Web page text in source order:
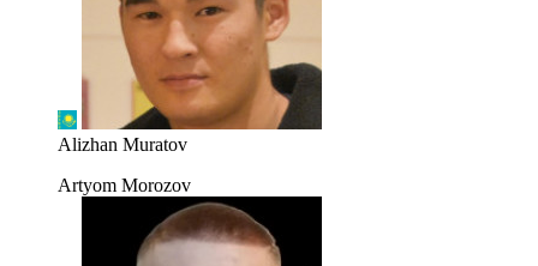
Alizhan Muratov
Artyom Morozov